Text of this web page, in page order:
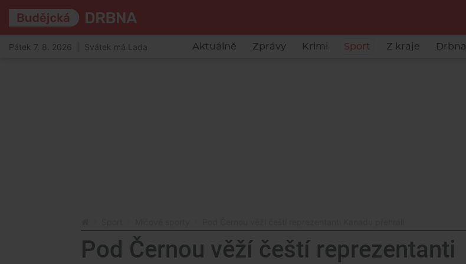
Pátek 7. 8. 2026 | Svátek má Lada Aktuálně Zprávy Krimi Sport Z kraje Drbna
Pod Černou věží čeští reprezentanti